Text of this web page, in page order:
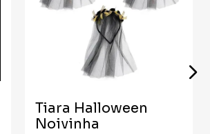
Tiara Halloween
Noivinha